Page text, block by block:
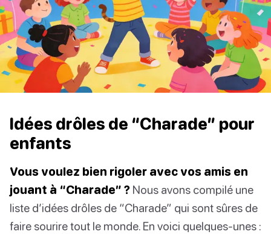
Idées drôles de “Charade” pour
enfants
Vous voulez bien rigoler avec vos amis en
jouant à “Charade” ? Nous avons compilé une
liste d’idées drôles de “Charade” qui sont sûres de
faire sourire tout le monde. En voici quelques-unes :